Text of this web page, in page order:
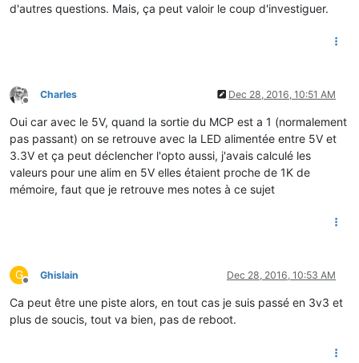
d'autres questions. Mais, ça peut valoir le coup d'investiguer.
Offline
Charles Dec 28, 2016, 10:51 AM
Oui car avec le 5V, quand la sortie du MCP est a 1 (normalement
pas passant) on se retrouve avec la LED alimentée entre 5V et
3.3V et ça peut déclencher l'opto aussi, j'avais calculé les
valeurs pour une alim en 5V elles étaient proche de 1K de
mémoire, faut que je retrouve mes notes à ce sujet
G
Offline
Ghislain Dec 28, 2016, 10:53 AM
Ca peut être une piste alors, en tout cas je suis passé en 3v3 et
plus de soucis, tout va bien, pas de reboot.